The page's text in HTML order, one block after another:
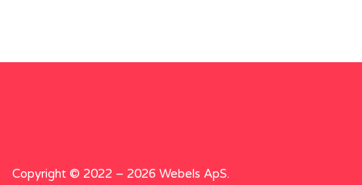
Copyright © 2022 – 2026 Webels ApS.